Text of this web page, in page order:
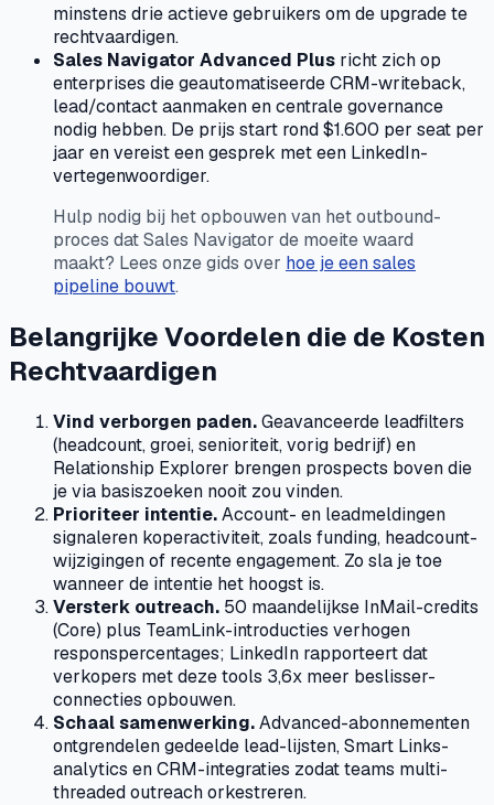
minstens drie actieve gebruikers om de upgrade te
rechtvaardigen.
Sales Navigator Advanced Plus richt zich op
enterprises die geautomatiseerde CRM-writeback,
lead/contact aanmaken en centrale governance
nodig hebben. De prijs start rond $1.600 per seat per
jaar en vereist een gesprek met een LinkedIn-
vertegenwoordiger.
Hulp nodig bij het opbouwen van het outbound-
proces dat Sales Navigator de moeite waard
maakt? Lees onze gids over hoe je een sales
pipeline bouwt.
Belangrijke Voordelen die de Kosten
Rechtvaardigen
Vind verborgen paden.Geavanceerde leadfilters
(headcount, groei, senioriteit, vorig bedrijf) en
Relationship Explorer brengen prospects boven die
je via basiszoeken nooit zou vinden.
Prioriteer intentie.Account- en leadmeldingen
signaleren koperactiviteit, zoals funding, headcount-
wijzigingen of recente engagement. Zo sla je toe
wanneer de intentie het hoogst is.
Versterk outreach. 50 maandelijkse InMail-credits
(Core) plus TeamLink-introducties verhogen
responspercentages; LinkedIn rapporteert dat
verkopers met deze tools 3,6x meer beslisser-
connecties opbouwen.
Schaal samenwerking.Advanced-abonnementen
ontgrendelen gedeelde lead-lijsten, Smart Links-
analytics en CRM-integraties zodat teams multi-
threaded outreach orkestreren.